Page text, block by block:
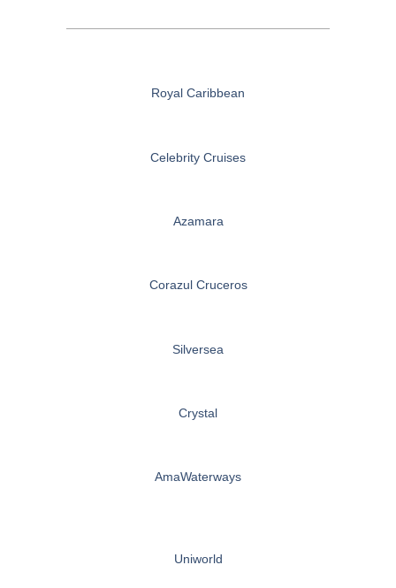
Royal Caribbean
Celebrity Cruises
Azamara
Corazul Cruceros
Silversea
Crystal
AmaWaterways
Uniworld